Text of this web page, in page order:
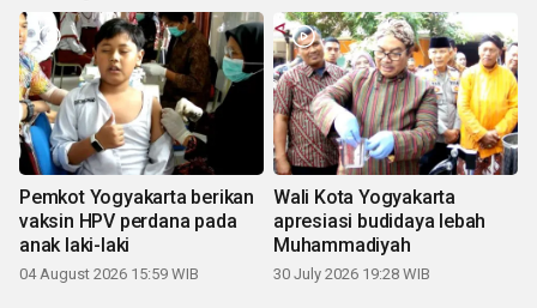
Pemkot Yogyakarta berikan
vaksin HPV perdana pada
anak laki-laki
04 August 2026 15:59 WIB
Wali Kota Yogyakarta
apresiasi budidaya lebah
Muhammadiyah
30 July 2026 19:28 WIB